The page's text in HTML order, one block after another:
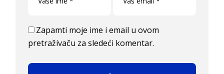
Zapamti moje ime i email u ovom
pretraživaču za sledeći komentar.